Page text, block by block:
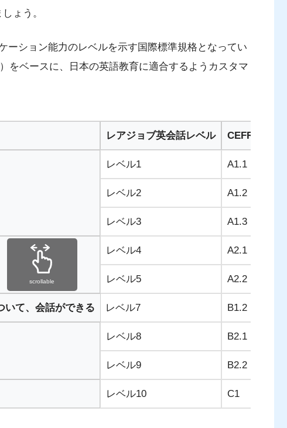
ょう。
ーション能力のレベルを示す国際標準規格となってい
をベースに、日本の英語教育に適合するようカスタマ
レアジョブ英会話レベル CEFR-J
レベル1 A1.1
レベル2 A1.2
レベル3 A1.3
レベル4 A2.1
レベル5 A2.2
いて、会話ができる レベル7 B1.2
レベル8 B2.1
レベル9 B2.2
レベル10 C1
scrollable